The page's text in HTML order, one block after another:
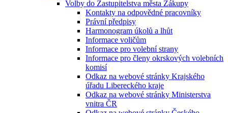
Volby do Zastupitelstva města Zákupy
Kontakty na odpovědné pracovníky
Právní předpisy
Harmonogram úkolů a lhůt
Informace voličům
Informace pro volební strany
Informace pro členy okrskových volebních
komisí
Odkaz na webové stránky Krajského
úřadu Libereckého kraje
Odkaz na webové stránky Ministerstva
vnitra ČR